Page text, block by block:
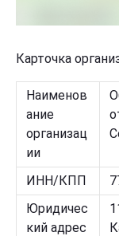
Карточка
Наименов
ание
организац
ии
ИНН/КПП
Юридичес
кий адрес